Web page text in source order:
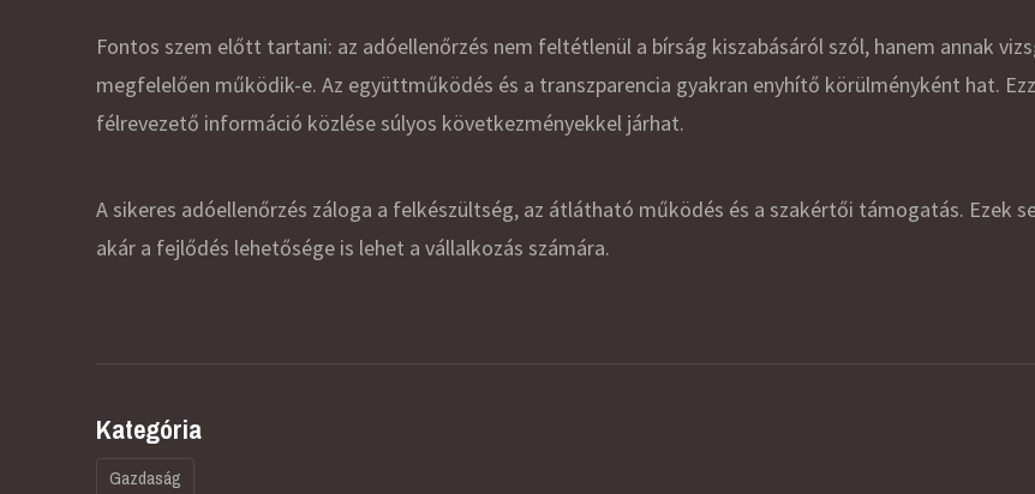
Fontos szem előtt tartani: az adóellenőrzés nem feltétlenül a bírság kiszabásáról szól, hanem annak
megfelelően működik-e. Az együttműködés és a transzparencia gyakran enyhítő körülményként hat.
félrevezető információ közlése súlyos következményekkel járhat.
A sikeres adóellenőrzés záloga a felkészültség, az átlátható működés és a szakértői támogatás. Ezek
akár a fejlődés lehetősége is lehet a vállalkozás számára.
Kategória
Gazdaság